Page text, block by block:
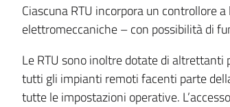
Ciascuna RTU incorpora un controllore
elettromeccaniche – con possibilità di
Le RTU sono inoltre dotate di altrettanti
tutti gli impianti remoti facenti parte
tutte le impostazioni operative.